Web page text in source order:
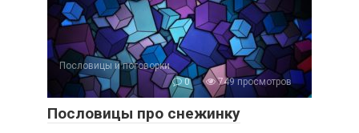
Пословицы и поговорки
0
749 просмотров
Пословицы про снежинку